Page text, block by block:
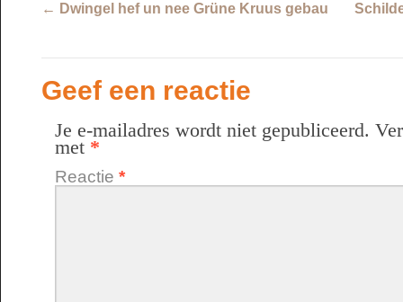
← Dwingel hef un nee Grüne Kruus gebau
Geef een reactie
Je e-mailadres wordt niet gepubliceerd.
met *
Reactie *